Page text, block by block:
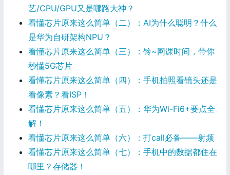
艺/CPU/GPU又是哪路大神？
看懂芯片原来这么简单（二）：AI为什么聪明？什么
是华为自研架构NPU？
看懂芯片原来这么简单（三）：铃~网课时间，带你
秒懂5G芯片
看懂芯片原来这么简单（四）：手机拍照看镜头还是
看像素？看ISP！
看懂芯片原来这么简单（五）：华为Wi-Fi6+要点全
解！
看懂芯片原来这么简单（六）：打call必备——射频
看懂芯片原来这么简单（七）：手机中的数据都住在
哪里？存储器！